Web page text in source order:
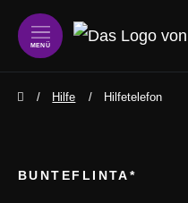
MENÜ
zum Inhalt springen
Hilfe Hilfetelefon
BUNTEFLINTA*